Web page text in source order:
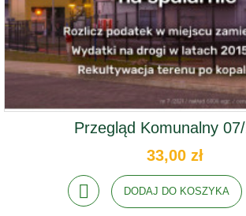
Przegląd Komunalny
33,00 zł
DODAJ DO KOSZYKA